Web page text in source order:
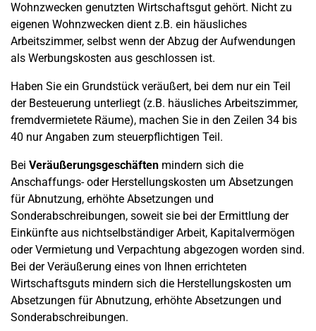
Wohnzwecken genutzten Wirtschaftsgut gehört. Nicht zu
eigenen Wohnzwecken dient z.B. ein häusliches
Arbeitszimmer, selbst wenn der Abzug der Aufwendungen
als Werbungskosten aus geschlossen ist.
Haben Sie ein Grundstück veräußert, bei dem nur ein Teil
der Besteuerung unterliegt (z.B. häusliches Arbeitszimmer,
fremdvermietete Räume), machen Sie in den Zeilen 34 bis
40 nur Angaben zum steuerpflichtigen Teil.
Bei Veräußerungsgeschäften mindern sich die
Anschaffungs- oder Herstellungskosten um Absetzungen
für Abnutzung, erhöhte Absetzungen und
Sonderabschreibungen, soweit sie bei der Ermittlung der
Einkünfte aus nichtselbständiger Arbeit, Kapitalvermögen
oder Vermietung und Verpachtung abgezogen worden sind.
Bei der Veräußerung eines von Ihnen errichteten
Wirtschaftsguts mindern sich die Herstellungskosten um
Absetzungen für Abnutzung, erhöhte Absetzungen und
Sonderabschreibungen.